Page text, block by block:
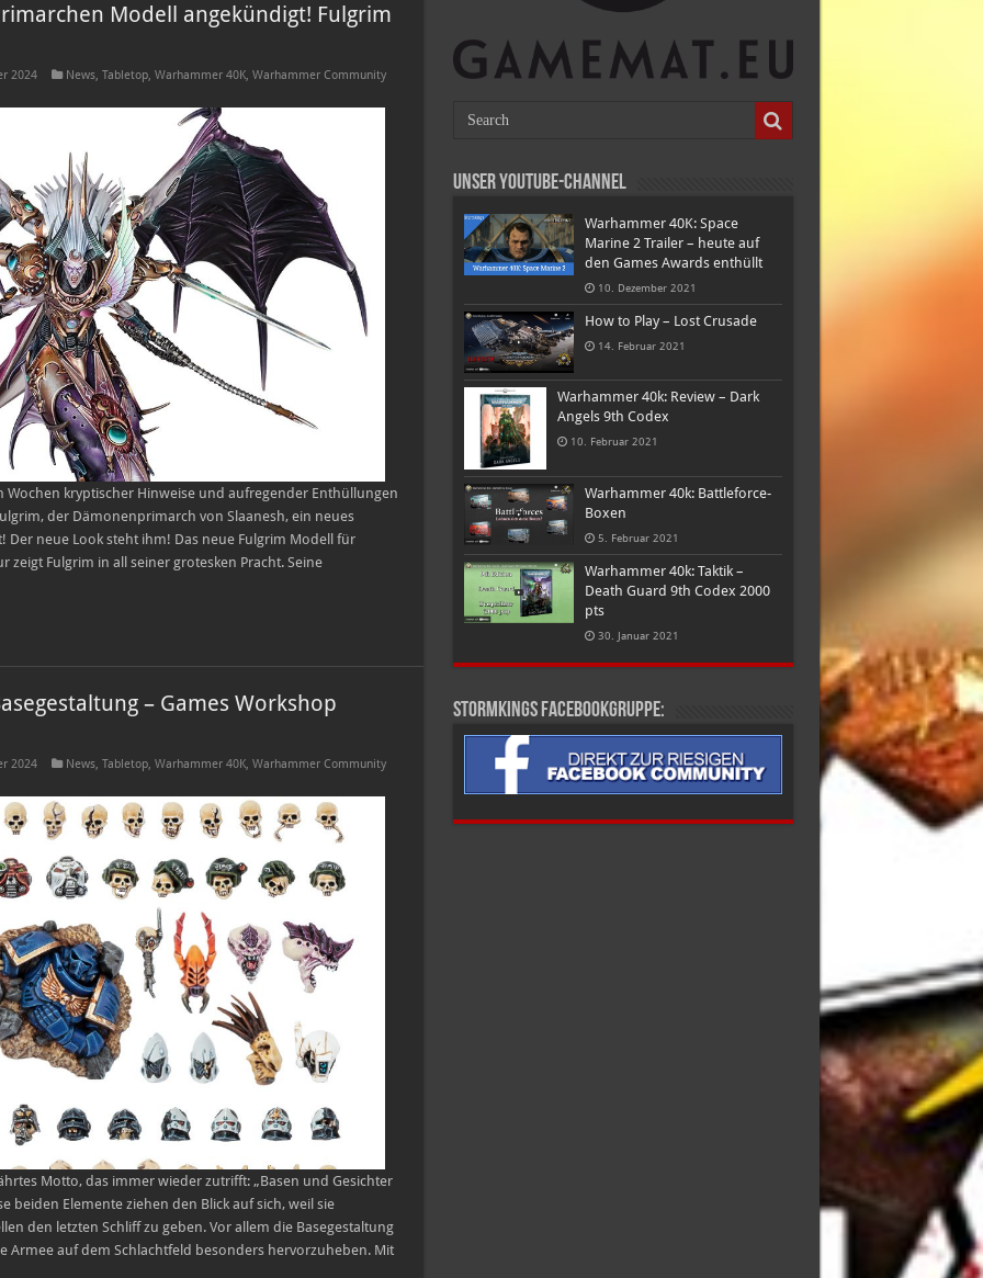
Modell angekündigt! Fulgrim
2024 News, Tabletop, Warhammer 40K, Warhammer Community
Wochen kryptischer Hinweise und aufregender Enthüllungen
der Dämonenprimarch von Slaanesh, ein neues
neue Look steht ihm! Das neue Fulgrim Modell für
zeigt Fulgrim in all seiner grotesken Pracht. Seine
– Games Workshop
2024 News, Tabletop, Warhammer 40K, Warhammer Community
Motto, das immer wieder zutrifft: „Basen und Gesichter
beiden Elemente ziehen den Blick auf sich, weil sie
den letzten Schliff zu geben. Vor allem die Basegestaltung
Armee auf dem Schlachtfeld besonders hervorzuheben. Mit
Unser Youtube-Channel
Warhammer 40K: Space
Marine 2 Trailer – heute auf
den Games Awards enthüllt
10. Dezember 2021
How to Play – Lost Crusade
14. Februar 2021
Warhammer 40k: Review – Dark
Angels 9th Codex
10. Februar 2021
Warhammer 40k: Battleforce-
Boxen
5. Februar 2021
Warhammer 40k: Taktik –
Death Guard 9th Codex 2000
pts
30. Januar 2021
Stormkings Facebookgruppe: